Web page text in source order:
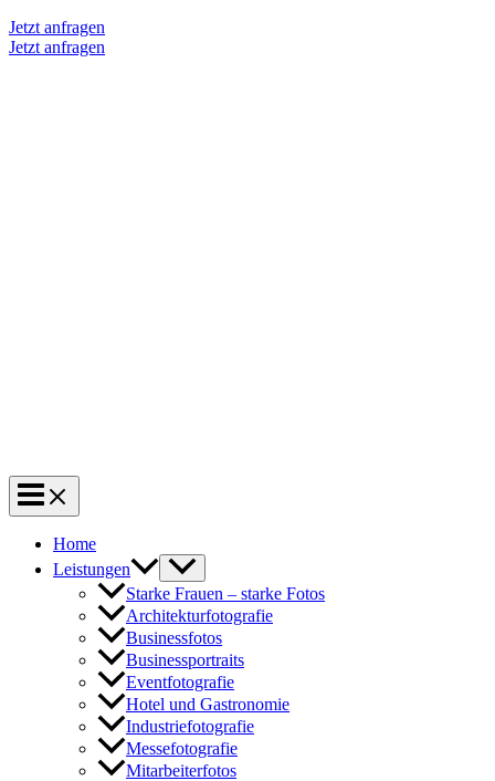
Jetzt anfragen
Jetzt anfragen
Home
Leistungen
Starke Frauen – starke Fotos
Architekturfotografie
Businessfotos
Businessportraits
Eventfotografie
Hotel und Gastronomie
Industriefotografie
Messefotografie
Mitarbeiterfotos